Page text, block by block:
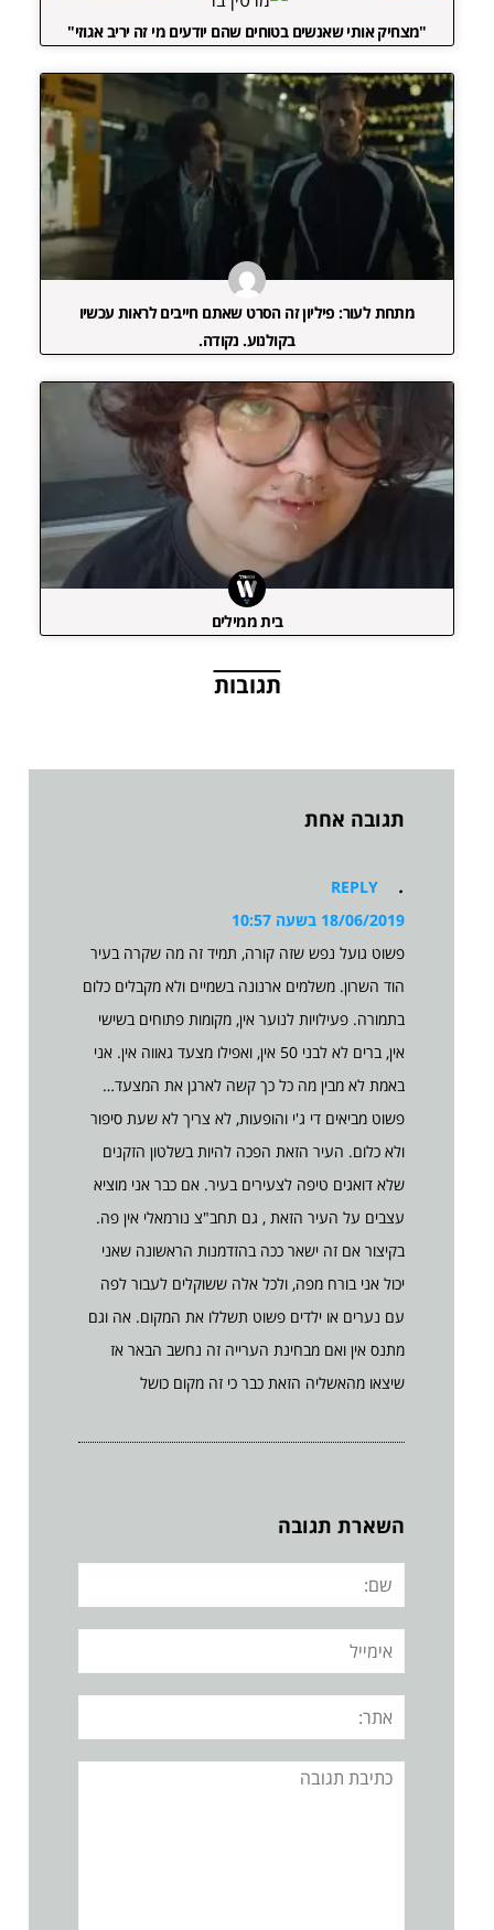
"מצחיק אותי שאנשים בטוחים שהם יודעים מי זה יריב אגוזי"
מתחת לעור: פיליון זה הסרט שאתם חייבים לראות עכשיו
בקולנוע. נקודה.
בית ממילים
תגובות
תגובה אחת
.
REPLY
18/06/2019 בשעה 10:57
פשוט גועל נפש שזה קורה, תמיד זה מה שקרה בעיר
הוד השרון. משלמים ארנונה בשמיים ולא מקבלים כלום
בתמורה. פעילויות לנוער אין, מקומות פתוחים בשישי
אין, ברים לא לבני 50 אין, ואפילו מצעד גאווה אין. אני
באמת לא מבין מה כל כך קשה לארגן את המצעד…
פשוט מביאים די ג'י והופעות, לא צריך לא שעת סיפור
ולא כלום. העיר הזאת הפכה להיות בשלטון הזקנים
שלא דואגים טיפה לצעירים בעיר. אם כבר אני מוציא
עצבים על העיר הזאת , גם תחב"צ נורמאלי אין פה.
בקיצור אם זה ישאר ככה בהזדמנות הראשונה שאני
יכול אני בורח מפה, ולכל אלה ששוקלים לעבור לפה
עם נערים או ילדים פשוט תשללו את המקום. אה וגם
מתנס אין ואם מבחינת הערייה זה נחשב הבאר אז
שיצאו מהאשליה הזאת כבר כי זה מקום כושל
השארת תגובה
שם:
אימייל
אתר:
תגובה